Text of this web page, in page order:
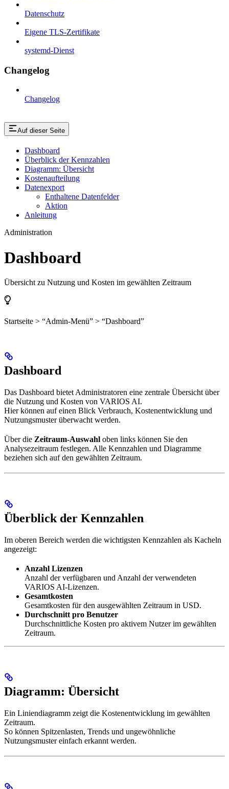
Datenschutz
Eigene TLS-Zertifikate
systemd-Dienst
Changelog
Changelog
Auf dieser Seite
Dashboard
Überblick der Kennzahlen
Diagramm: Übersicht
Kostenaufteilung
Datenexport
Enthaltene Datenfelder
Aktion
Anleitung
Administration
Dashboard
Übersicht zu Nutzung und Kosten im gewählten Zeitraum
Startseite > “Admin-Menü” > “Dashboard”
Dashboard
Das Dashboard bietet Administratoren eine zentrale Übersicht über
die Nutzung und Kosten von VARIOS AI.
Hier können auf einen Blick Verbrauch, Kostenentwicklung und
Nutzungsmuster überwacht werden.
Über die Zeitraum-Auswahl oben links können Sie den
Analysezeitraum festlegen. Alle Kennzahlen und Diagramme
beziehen sich auf den gewählten Zeitraum.
Überblick der Kennzahlen
Im oberen Bereich werden die wichtigsten Kennzahlen als Kacheln
angezeigt:
Anzahl Lizenzen
Anzahl der verfügbaren und Anzahl der verwendeten
VARIOS AI-Lizenzen.
Gesamtkosten
Gesamtkosten für den ausgewählten Zeitraum in USD.
Durchschnitt pro Benutzer
Durchschnittliche Kosten pro aktivem Nutzer im gewählten
Zeitraum.
Diagramm: Übersicht
Ein Liniendiagramm zeigt die Kostenentwicklung im gewählten
Zeitraum.
So können Spitzenlasten, Trends und ungewöhnliche
Nutzungsmuster einfach erkannt werden.